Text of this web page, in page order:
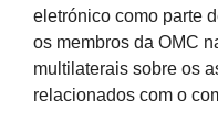
eletrónico como parte
os membros da OMC
multilaterais sobre os
relacionados com o